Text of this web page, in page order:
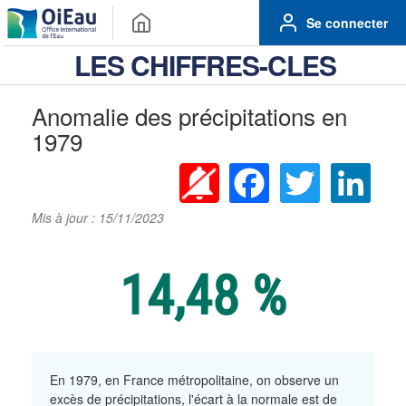
Se connecter
LES CHIFFRES-CLES
Anomalie des précipitations en
1979
Facebook Twitter
Mis à jour : 15/11/2023
14,48 %
En 1979, en France métropolitaine, on observe un
excès de précipitations, l'écart à la normale est de